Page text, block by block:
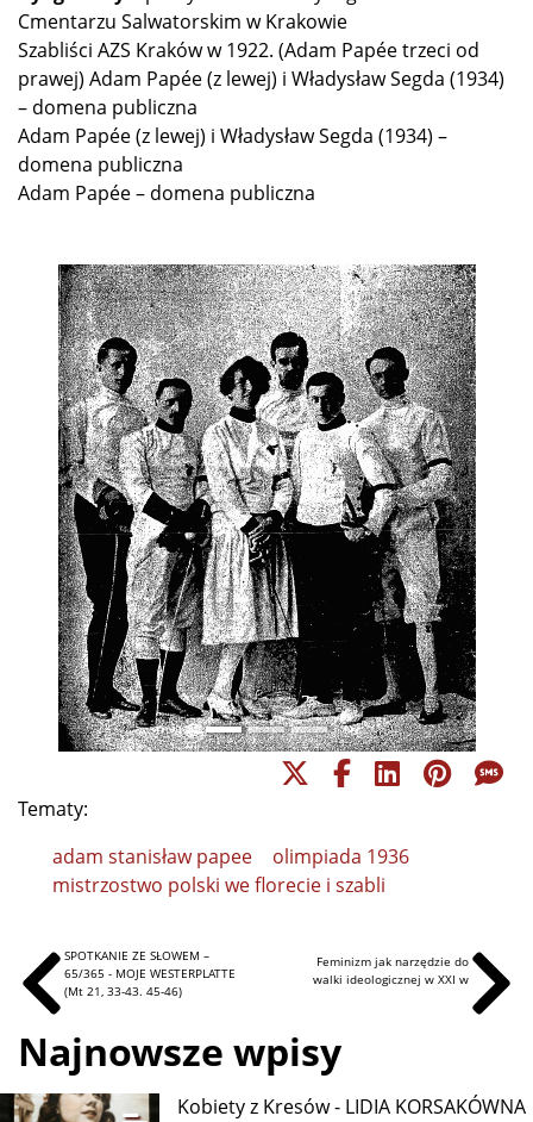
Cmentarzu Salwatorskim w Krakowie
Szabliści AZS Kraków w 1922. (Adam Papée trzeci od
prawej) Adam Papée (z lewej) i Władysław Segda (1934)
– domena publiczna
Adam Papée (z lewej) i Władysław Segda (1934) –
domena publiczna
Adam Papée – domena publiczna
Tematy:
adam stanisław papee
olimpiada 1936
mistrzostwo polski we florecie i szabli
SPOTKANIE ZE SŁOWEM –
65/365 - MOJE WESTERPLATTE
(Mt 21, 33-43. 45-46)
Feminizm jak narzędzie do
walki ideologicznej w XXI w
Najnowsze wpisy
Kobiety z Kresów - LIDIA KORSAKÓWNA